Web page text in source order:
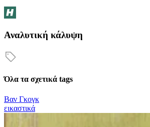
Αναλυτική κάλυψη
Όλα τα σχετικά tags
Βαν Γκογκ
εικαστικά